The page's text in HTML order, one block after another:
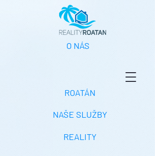
ROATÁN
NAŠE SLUŽBY
REALITY
O NÁS